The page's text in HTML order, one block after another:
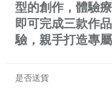
型的創作，體驗
即可完成三款作
驗，親手打造專
是否送貨